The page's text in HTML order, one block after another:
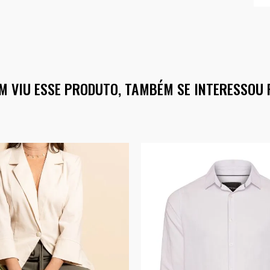
VIU ESSE PRODUTO, TAMBÉM SE INTERESSOU